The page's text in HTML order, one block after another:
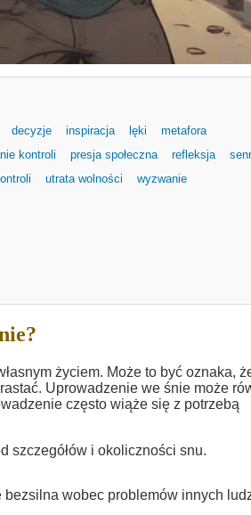
decyzje inspiracja lęki
metafora
kontroli presja społeczna refleksja
utrata wolności wyzwanie
życiem. Może to być oznaka,
Uprowadzenie we śnie może
często wiąże się z potrzebą
szczegółów i okoliczności snu.
wobec problemów innych